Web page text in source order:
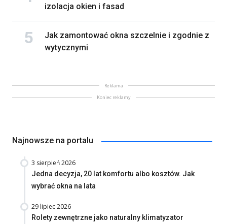
izolacja okien i fasad
Jak zamontować okna szczelnie i zgodnie z
wytycznymi
Reklama
Koniec reklamy
Najnowsze na portalu
3 sierpień 2026
Jedna decyzja, 20 lat komfortu albo kosztów. Jak
wybrać okna na lata
29 lipiec 2026
Rolety zewnętrzne jako naturalny klimatyzator